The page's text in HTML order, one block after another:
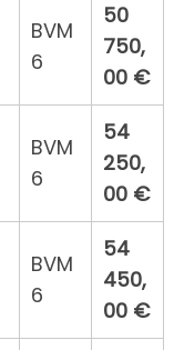
BVM
6
50
750,
00 €
BVM
6
54
250,
00 €
BVM
6
54
450,
00 €